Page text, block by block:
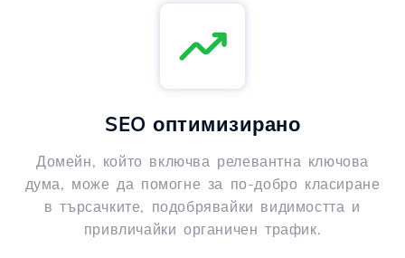
SEO оптимизирано
Домейн, който включва релевантна ключова
дума, може да помогне за по-добро класиране
в търсачките, подобрявайки видимостта и
привличайки органичен трафик.